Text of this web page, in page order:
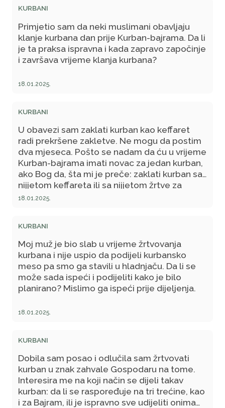
KURBANI
Primjetio sam da neki muslimani obavljaju
klanje kurbana dan prije Kurban-bajrama. Da li
je ta praksa ispravna i kada zapravo započinje
i završava vrijeme klanja kurbana?
18.01.2025.
KURBANI
U obavezi sam zaklati kurban kao keffaret
radi prekršene zakletve. Ne mogu da postim
dva mjeseca. Pošto se nadam da ću u vrijeme
Kurban-bajrama imati novac za jedan kurban,
ako Bog da, šta mi je preče: zaklati kurban sa
nijjetom keffareta ili sa nijjetom žrtve za
Kurban-bajram?
18.01.2025.
KURBANI
Moj muž je bio slab u vrijeme žrtvovanja
kurbana i nije uspio da podijeli kurbansko
meso pa smo ga stavili u hladnjaču. Da li se
može sada ispeći i podijeliti kako je bilo
planirano? Mislimo ga ispeći prije dijeljenja.
18.01.2025.
KURBANI
Dobila sam posao i odlučila sam žrtvovati
kurban u znak zahvale Gospodaru na tome.
Interesira me na koji način se dijeli takav
kurban: da li se raspoređuje na tri trećine, kao
i za Bajram, ili je ispravno sve udijeliti onima